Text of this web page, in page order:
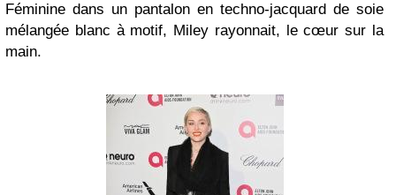
Féminine dans un pantalon en techno-jacquard de soie
mélangée blanc à motif, Miley rayonnait, le cœur sur la
main.